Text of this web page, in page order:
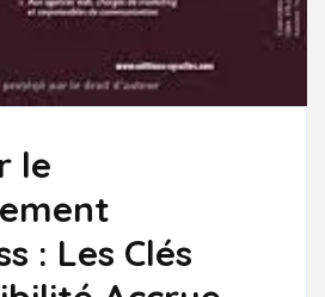
le
: Les Clés